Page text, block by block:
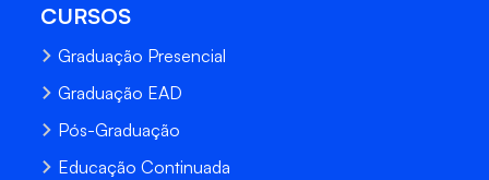
CURSOS
Graduação Presencial
Graduação EAD
Pós-Graduação
Educação Continuada